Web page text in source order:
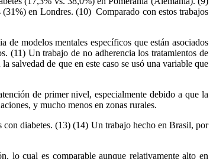
en Londres. (10) Comparado con estos trabajos
modelos mentales específicos que están asociados
(11) Un trabajo de no adherencia los tratamientos de
salvedad de que en este caso se usó una variable que
de primer nivel, especialmente debido a que la
y mucho menos en zonas rurales.
con diabetes. (13) (14) Un trabajo hecho en Brasil, por
lo cual es comparable aunque relativamente alto en